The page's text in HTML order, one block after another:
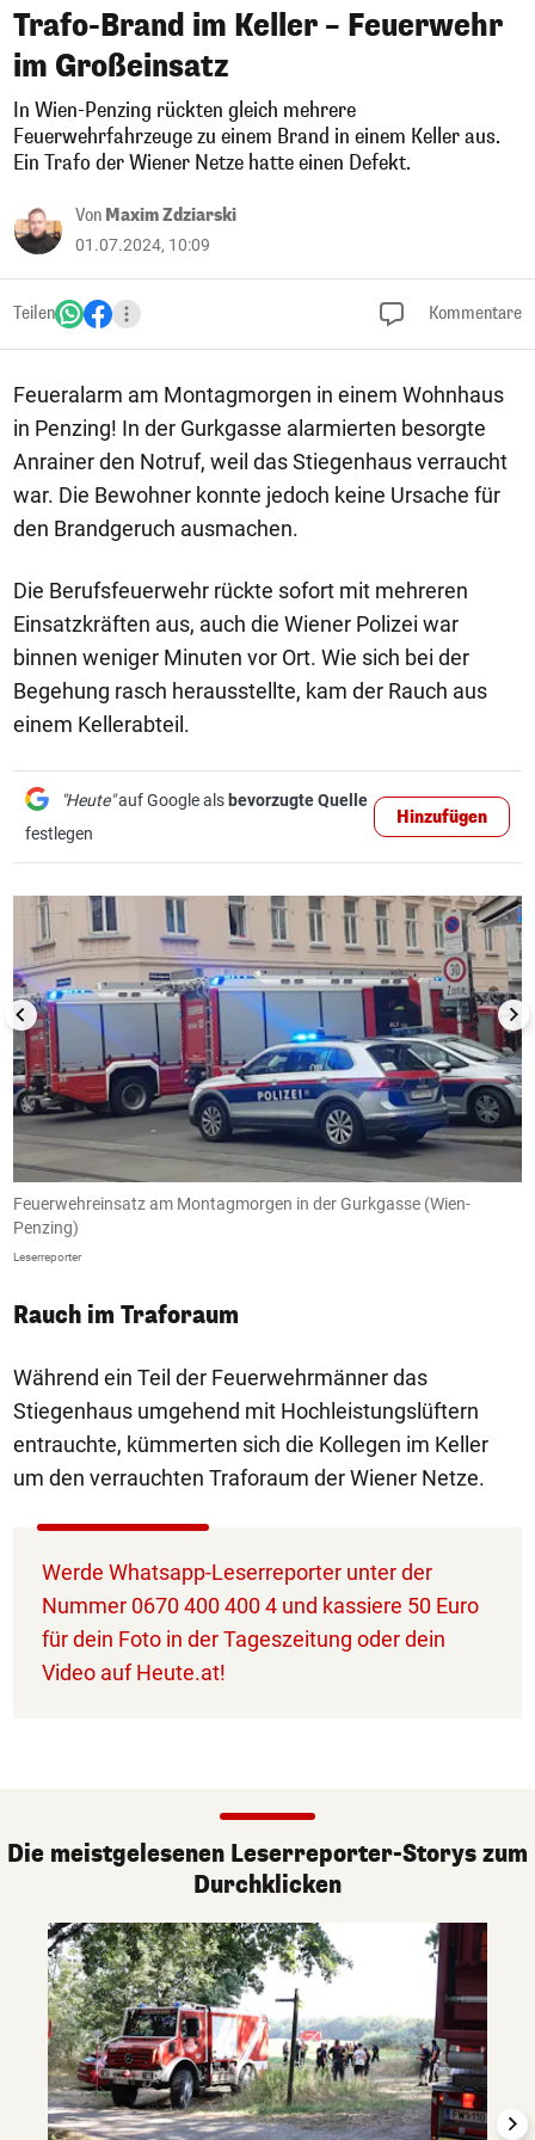
Trafo-Brand im Keller – Feuerwehr
im Großeinsatz
In Wien-Penzing rückten gleich mehrere
Feuerwehrfahrzeuge zu einem Brand in einem Keller aus.
Ein Trafo der Wiener Netze hatte einen Defekt.
Von Maxim Zdziarski
01.07.2024, 10:09
Teilen Kommentare
Feueralarm am Montagmorgen in einem Wohnhaus
in Penzing! In der Gurkgasse alarmierten besorgte
Anrainer den Notruf, weil das Stiegenhaus verraucht
war. Die Bewohner konnte jedoch keine Ursache für
den Brandgeruch ausmachen.
Die Berufsfeuerwehr rückte sofort mit mehreren
Einsatzkräften aus, auch die Wiener Polizei war
binnen weniger Minuten vor Ort. Wie sich bei der
Begehung rasch herausstellte, kam der Rauch aus
einem Kellerabteil.
"Heute"auf Google als bevorzugte Quelle
festlegen
Hinzufügen
1/3
Feuerwehreinsatz am Montagmorgen in der Gurkgasse (Wien-
Penzing)
Leserreporter
Rauch im Traforaum
Während ein Teil der Feuerwehrmänner das
Stiegenhaus umgehend mit Hochleistungslüftern
entrauchte, kümmerten sich die Kollegen im Keller
um den verrauchten Traforaum der Wiener Netze.
Werde Whatsapp-Leserreporter unter der
Nummer 0670 400 400 4 und kassiere 50 Euro
für dein Foto in der Tageszeitung oder dein
Video auf Heute.at!
Die meistgelesenen Leserreporter-Storys zum
Durchklicken